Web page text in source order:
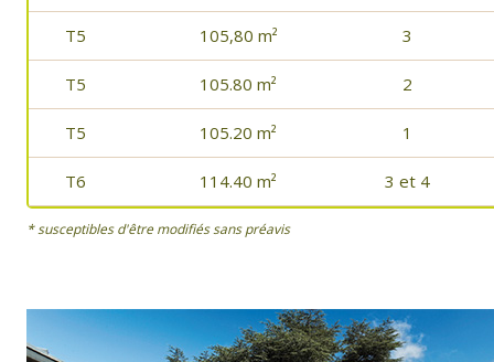
T5 105,80 m² 3
T5 105.80 m² 2
T5 105.20 m² 1
T6 114.40 m² 3 et 4
* susceptibles d'être modifiés sans préavis